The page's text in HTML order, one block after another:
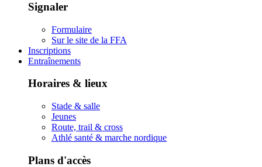
Signaler
Formulaire
Sur le site de la FFA
Inscriptions
Entraînements
Horaires & lieux
Stade & salle
Jeunes
Route, trail & cross
Athlé santé & marche nordique
Plans d'accès